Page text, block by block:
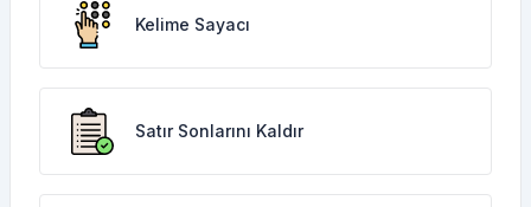
Kelime Sayacı
Satır Sonlarını Kaldır